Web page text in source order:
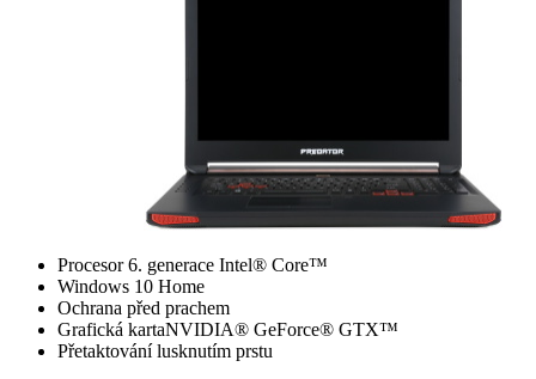
Procesor 6. generace Intel® Core™
Windows 10 Home
Ochrana před prachem
Grafická kartaNVIDIA® GeForce® GTX™
Přetaktování lusknutím prstu